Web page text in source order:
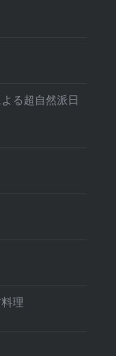
る超自然派日
理